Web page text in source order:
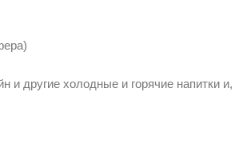
и другие холодные и горячие напитки